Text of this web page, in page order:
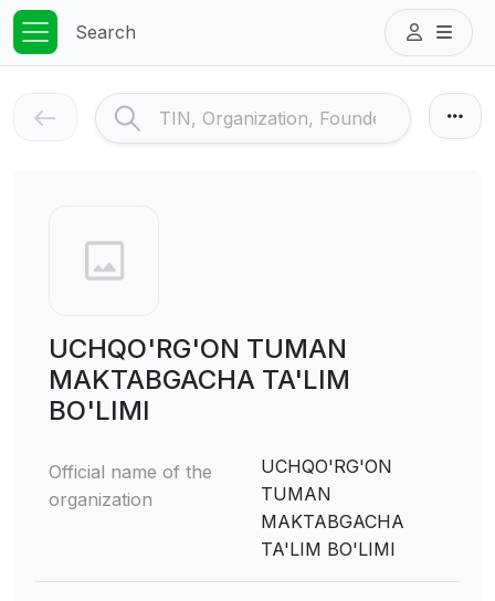
Search
UCHQO'RG'ON TUMAN
MAKTABGACHA TA'LIM
BO'LIMI
Official name of the
organization
UCHQO'RG'ON
TUMAN
MAKTABGACHA
TA'LIM BO'LIMI